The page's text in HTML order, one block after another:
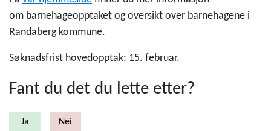
om barnehageopptaket og oversikt over barnehagene i
Randaberg kommune.
Søknadsfrist hovedopptak: 15. februar.
Fant du det du lette etter?